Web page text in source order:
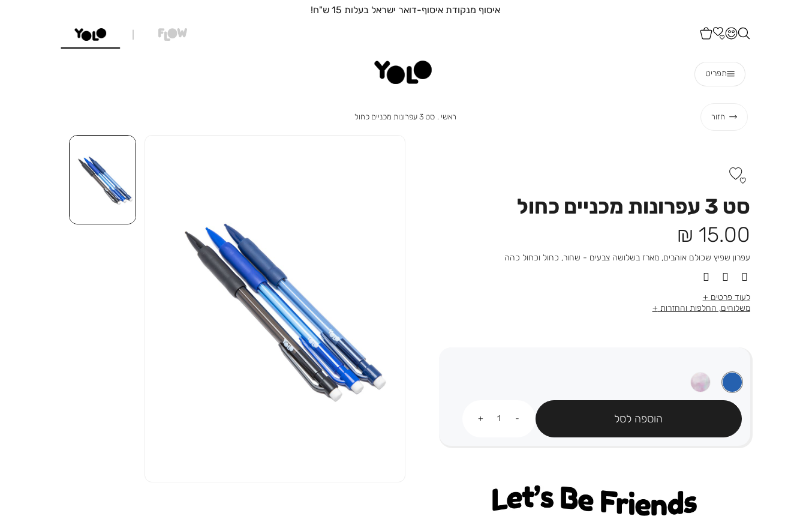
איסוף מנקודת איסוף-דואר ישראל בעלות 15 ש"ח!
תפריט
חזור ראשי ראשי
סט 3 עפרונות מכניים כחול
סט
סט 3 עפרונות מכניים כחול
מחיר
מוצר
15.00 ₪
עפרון שפיץ שכולם אוהבים, מארז בשלושה צבעים - שחור, כחול וכחול כהה
לעוד פרטים
משלוחים, החלפות והחזרות
הוספה לסל
Let's be friends